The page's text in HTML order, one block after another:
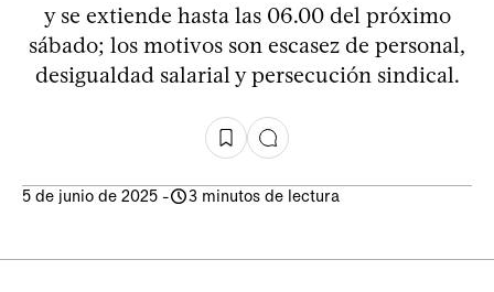
y se extiende hasta las 06.00 del próximo
sábado; los motivos son escasez de personal,
desigualdad salarial y persecución sindical.
5 de junio de 2025 - 3 minutos de lectura